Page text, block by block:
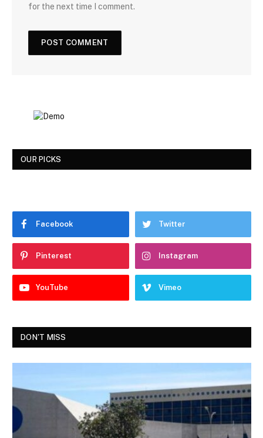
for the next time I comment.
OUR PICKS
Facebook Twitter
Pinterest Instagram
YouTube Vimeo
DON'T MISS